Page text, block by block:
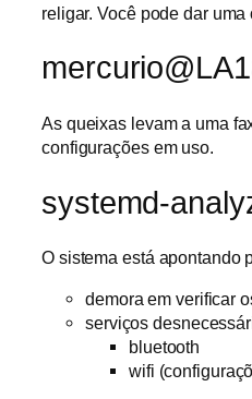
religar. Você pode dar uma
As queixas levam a uma
configurações em uso.
systemd-
O sistema está apontando
demora em verificar
serviços
bluetooth
wifi